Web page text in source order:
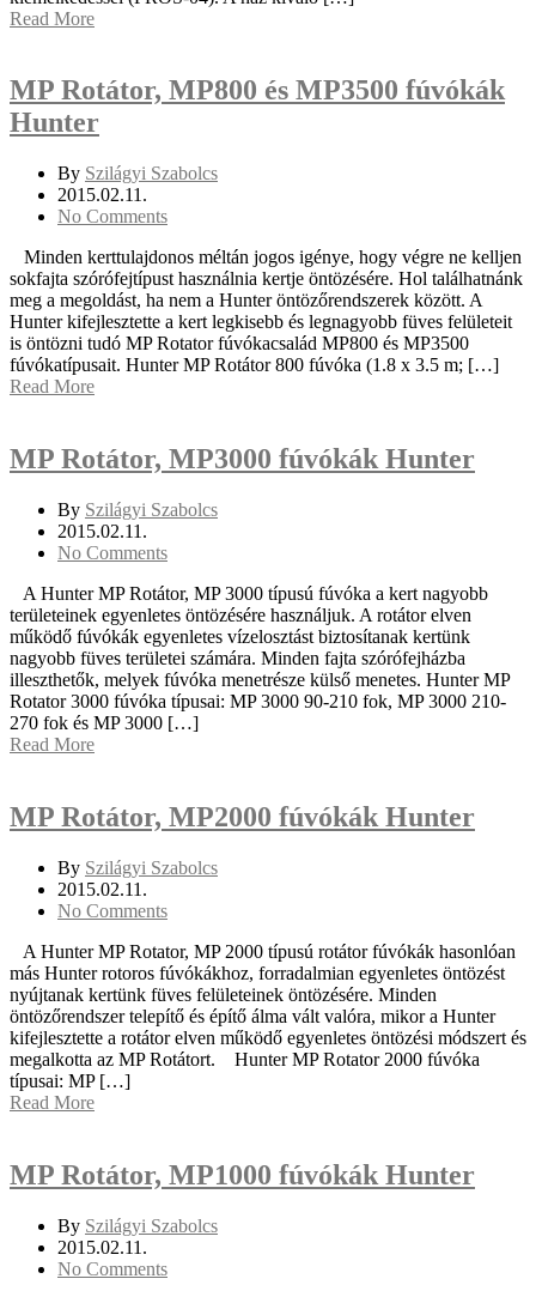
Read More
MP Rotátor, MP800 és MP3500 fúvókák
Hunter
By Szilágyi Szabolcs
2015.02.11.
No Comments
Minden kerttulajdonos méltán jogos igénye, hogy végre ne kelljen
sokfajta szórófejtípust használnia kertje öntözésére. Hol találhatnánk
meg a megoldást, ha nem a Hunter öntözőrendszerek között. A
Hunter kifejlesztette a kert legkisebb és legnagyobb füves felületeit
is öntözni tudó MP Rotator fúvókacsalád MP800 és MP3500
fúvókatípusait. Hunter MP Rotátor 800 fúvóka (1.8 x 3.5 m; […]
Read More
MP Rotátor, MP3000 fúvókák Hunter
By Szilágyi Szabolcs
2015.02.11.
No Comments
A Hunter MP Rotátor, MP 3000 típusú fúvóka a kert nagyobb
területeinek egyenletes öntözésére használjuk. A rotátor elven
működő fúvókák egyenletes vízelosztást biztosítanak kertünk
nagyobb füves területei számára. Minden fajta szórófejházba
illeszthetők, melyek fúvóka menetrésze külső menetes. Hunter MP
Rotator 3000 fúvóka típusai: MP 3000 90-210 fok, MP 3000 210-
270 fok és MP 3000 […]
Read More
MP Rotátor, MP2000 fúvókák Hunter
By Szilágyi Szabolcs
2015.02.11.
No Comments
A Hunter MP Rotator, MP 2000 típusú rotátor fúvókák hasonlóan
más Hunter rotoros fúvókákhoz, forradalmian egyenletes öntözést
nyújtanak kertünk füves felületeinek öntözésére. Minden
öntözőrendszer telepítő és építő álma vált valóra, mikor a Hunter
kifejlesztette a rotátor elven működő egyenletes öntözési módszert és
megalkotta az MP Rotátort. Hunter MP Rotator 2000 fúvóka
típusai: MP […]
Read More
MP Rotátor, MP1000 fúvókák Hunter
By Szilágyi Szabolcs
2015.02.11.
No Comments